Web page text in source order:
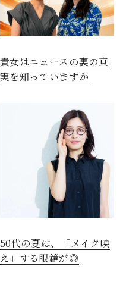
貴女はニュースの裏の真
実を知っていますか
50代の夏は、「メイク映
え」する眼鏡が◎